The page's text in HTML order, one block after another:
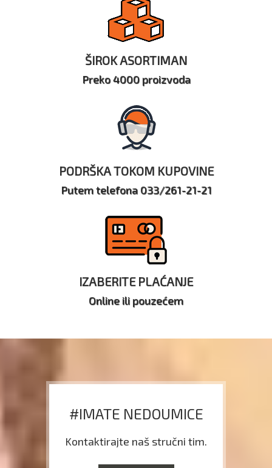
ŠIROK ASORTIMAN
Preko 4000 proizvoda
PODRŠKA TOKOM KUPOVINE
Putem telefona 033/261-21-21
IZABERITE PLAĆANJE
Online ili pouzećem
#IMATE NEDOUMICE
Kontaktirajte naš stručni tim.